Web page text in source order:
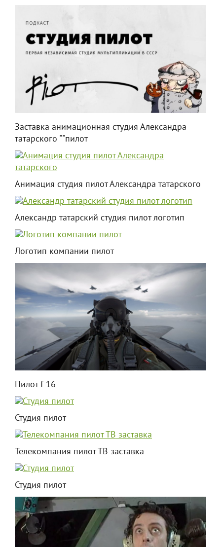
Заставка анимационная студия Александра
татарского ""пилот
Анимация студия пилот Александра татарского
Александр татарский студия пилот логотип
Логотип компании пилот
Пилот f 16
Студия пилот
Телекомпания пилот ТВ заставка
Студия пилот